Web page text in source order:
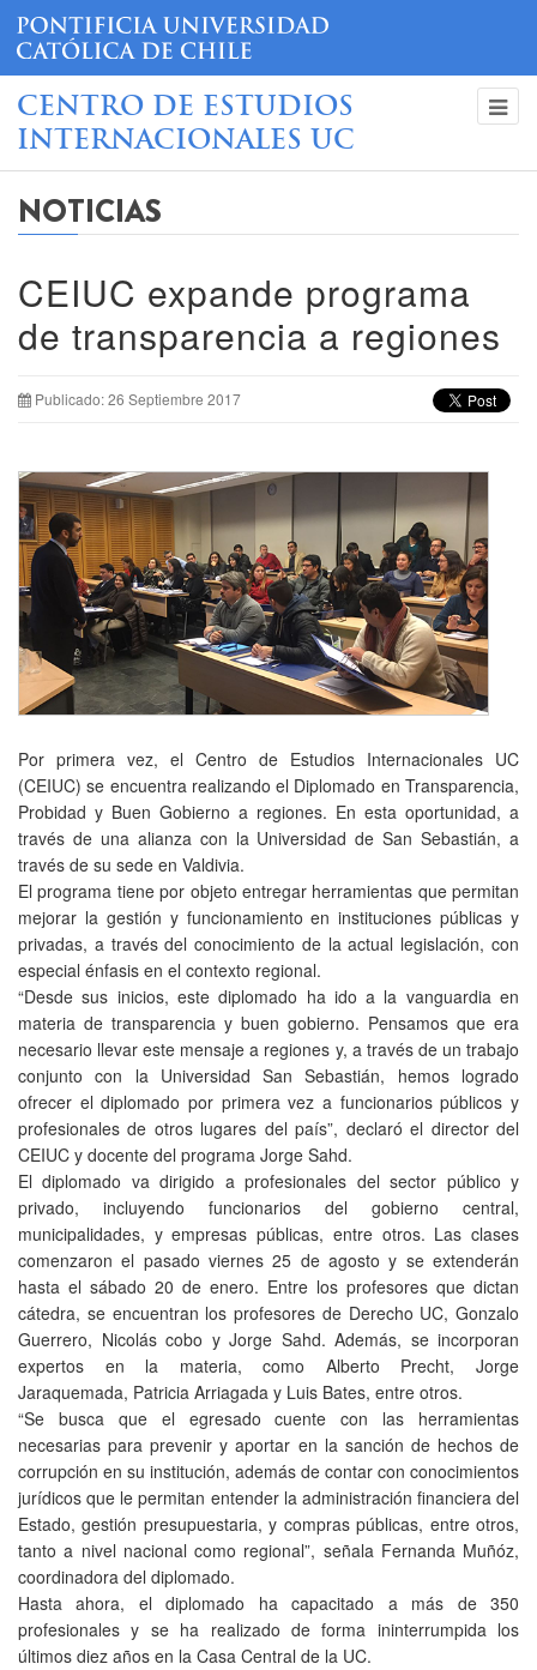
CENTRO DE ESTUDIOS
INTERNACIONALES UC
NOTICIAS
CEIUC expande programa
de transparencia a regiones
Publicado: 26 Septiembre 2017
Por primera vez, el Centro de Estudios Internacionales UC
(CEIUC) se encuentra realizando el Diplomado en Transparencia,
Probidad y Buen Gobierno a regiones. En esta oportunidad, a
través de una alianza con la Universidad de San Sebastián, a
través de su sede en Valdivia.
El programa tiene por objeto entregar herramientas que permitan
mejorar la gestión y funcionamiento en instituciones públicas y
privadas, a través del conocimiento de la actual legislación, con
especial énfasis en el contexto regional.
“Desde sus inicios, este diplomado ha ido a la vanguardia en
materia de transparencia y buen gobierno. Pensamos que era
necesario llevar este mensaje a regiones y, a través de un trabajo
conjunto con la Universidad San Sebastián, hemos logrado
ofrecer el diplomado por primera vez a funcionarios públicos y
profesionales de otros lugares del país”, declaró el director del
CEIUC y docente del programa Jorge Sahd.
El diplomado va dirigido a profesionales del sector público y
privado, incluyendo funcionarios del gobierno central,
municipalidades, y empresas públicas, entre otros. Las clases
comenzaron el pasado viernes 25 de agosto y se extenderán
hasta el sábado 20 de enero. Entre los profesores que dictan
cátedra, se encuentran los profesores de Derecho UC, Gonzalo
Guerrero, Nicolás cobo y Jorge Sahd. Además, se incorporan
expertos en la materia, como Alberto Precht, Jorge
Jaraquemada, Patricia Arriagada y Luis Bates, entre otros.
“Se busca que el egresado cuente con las herramientas
necesarias para prevenir y aportar en la sanción de hechos de
corrupción en su institución, además de contar con conocimientos
jurídicos que le permitan entender la administración financiera del
Estado, gestión presupuestaria, y compras públicas, entre otros,
tanto a nivel nacional como regional”, señala Fernanda Muñóz,
coordinadora del diplomado.
Hasta ahora, el diplomado ha capacitado a más de 350
profesionales y se ha realizado de forma ininterrumpida los
últimos diez años en la Casa Central de la UC.